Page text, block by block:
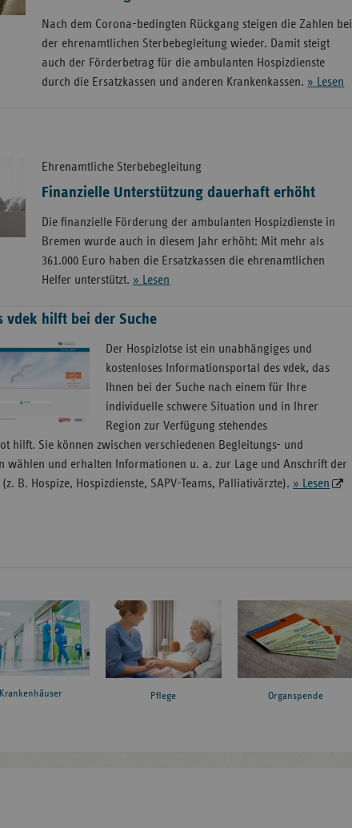
Nach dem Corona-bedingten Rückgang steigen die Zahlen bei
der ehrenamtlichen Sterbebegleitung wieder. Damit steigt
auch der Förderbetrag für die ambulanten Hospizdienste
durch die Ersatzkassen und anderen Krankenkassen. » Lesen
Ehrenamtliche Sterbebegleitung
Finanzielle Unterstützung dauerhaft erhöht
Die finanzielle Förderung der ambulanten Hospizdienste in
Bremen wurde auch in diesem Jahr erhöht: Mit mehr als
361.000 Euro haben die Ersatzkassen die ehrenamtlichen
Helfer unterstützt. » Lesen
vdek hilft bei der Suche
Der Hospizlotse ist ein unabhängiges und
kostenloses Informationsportal des vdek, das
Ihnen bei der Suche nach einem für Ihre
individuelle schwere Situation und in Ihrer
Region zur Verfügung stehendes
hilft. Sie können zwischen verschiedenen Begleitungs- und
wählen und erhalten Informationen u. a. zur Lage und Anschrift der
B. Hospize, Hospizdienste, SAPV-Teams, Palliativärzte). » Lesen
Krankenhäuser Pflege Organspende